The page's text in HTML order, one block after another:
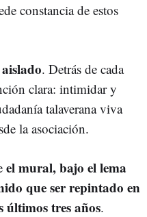
constancia de estos
. Detrás de cada
clara: intimidar y
talaverana viva
la asociación.
el mural, bajo el lema
que ser repintado en
últimos tres años.